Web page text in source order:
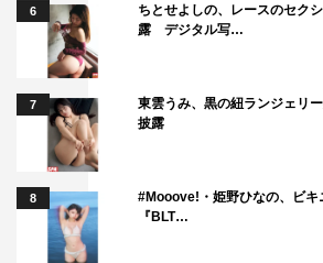
6
ちとせよしの、レースのセク
露 デジタル写…
7
東雲うみ、黒の紐ランジェリ
披露
8
#Mooove!・姫野ひなの、ビキ
『BLT…